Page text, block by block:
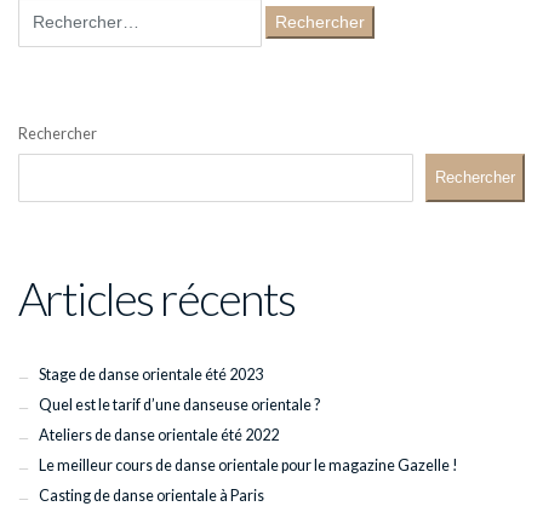
Rechercher
Rechercher
Articles récents
Stage de danse orientale été 2023
Quel est le tarif d’une danseuse orientale ?
Ateliers de danse orientale été 2022
Le meilleur cours de danse orientale pour le magazine Gazelle !
Casting de danse orientale à Paris